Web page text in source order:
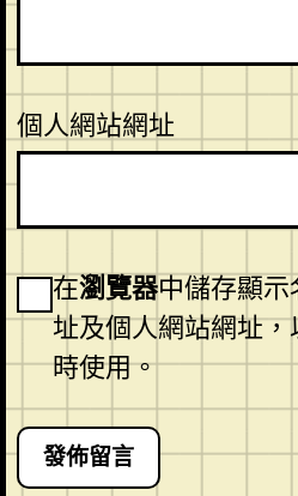
個人網站網址
在瀏覽器中儲存顯
址及個人網站網址
時使用。